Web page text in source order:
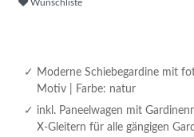
Wunschliste
Moderne Schiebegardine mit
Motiv | Farbe: natur
inkl. Paneelwagen mit
X-Gleitern für alle gängigen